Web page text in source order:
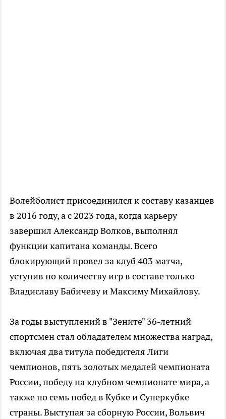
Волейболист присоединился к составу казанцев
в 2016 году, а с 2023 года, когда карьеру
завершил Александр Волков, выполнял
функции капитана команды. Всего
блокирующий провел за клуб 403 матча,
уступив по количеству игр в составе только
Владиславу Бабичеву и Максиму Михайлову.
За годы выступлений в "Зените" 36-летний
спортсмен стал обладателем множества наград,
включая два титула победителя Лиги
чемпионов, пять золотых медалей чемпионата
России, победу на клубном чемпионате мира, а
также по семь побед в Кубке и Суперкубке
страны. Выступая за сборную России, Вольвич